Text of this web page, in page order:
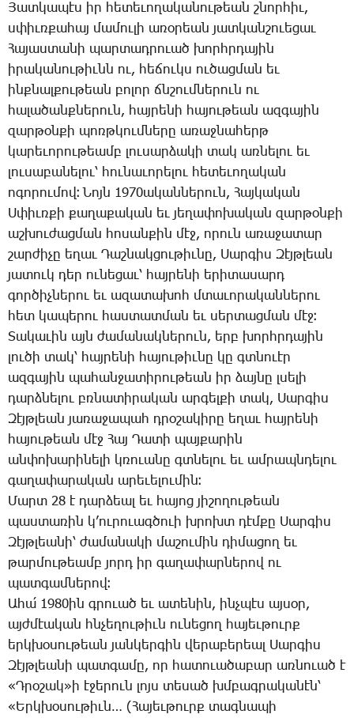
­Յատ­կա­պէս իր հե­տե­ւո­ղա­կա­նու­թեան շնոր­հիւ,
սփիւռ­քա­հայ մա­մու­լի ա­ռօ­րեան յատ­կան­շո­ւե­ցաւ
­Հա­յաս­տա­նի պար­տադ­րո­ւած խորհր­դա­յին
ի­րա­կա­նու­թիւնն ու, հե­ճուկս ու­ծաց­ման եւ
ինք­նալ­քու­թեան բո­լոր ճնշում­նե­րուն ու
հա­լա­ծանք­նե­րուն, հայ­րե­նի հա­յու­թեան ազ­գա­յին
զար­թօն­քի պոռթ­կում­նե­րը ա­ռաջ­նա­հերթ
կա­րե­ւո­րու­թեամբ լու­սար­ձա­կի տակ առ­նե­լու եւ
լու­սա­բա­նե­լու՝ հու­նա­ւո­րե­լու հե­տե­ւո­ղա­կան
ո­գո­րու­մով։ ­Նոյն 1970ա­կան­նե­րուն, ­Հայ­կա­կան
Ս­փիւռ­քի քա­ղա­քա­կան եւ յե­ղա­փո­խա­կան զար­թօն­քի
աշ­խու­ժաց­ման հո­սան­քին մէջ, ո­րուն ա­ռա­ջա­տար
շար­ժի­չը ե­ղաւ ­Դաշ­նակ­ցու­թիւ­նը, ­Սար­գիս ­Զէյթ­լեան
յա­տուկ դեր ու­նե­ցաւ՝ հայ­րե­նի ե­րի­տա­սարդ
գոր­ծիչ­նե­րու եւ ա­զա­տա­խոհ մտա­ւո­րա­կան­նե­րու
հետ կա­պե­րու հաս­տատ­ման եւ սեր­տաց­ման մէջ։
­Տա­կա­ւին այն ժա­մա­նակ­նե­րուն, երբ խորհր­դա­յին
լու­ծի տակ՝ հայ­րե­նի հա­յու­թիւ­նը կը գտնո­ւէր
ազ­գա­յին պա­հան­ջա­տի­րու­թեան իր ձայ­նը լսե­լի
դարձ­նե­լու բռնա­տի­րա­կան ար­գել­քի տակ, ­Սար­գիս
­Զէյթ­լեան յա­ռա­ջա­պահ դրօ­շա­կի­րը ե­ղաւ հայ­րե­նի
հա­յու­թեան մէջ ­Հայ ­Դա­տի պայ­քա­րին
ան­փո­խա­րի­նե­լի կռո­ւա­նը գտնե­լու եւ ամ­րապն­դե­լու
գա­ղա­փա­րա­կան ա­րե­ւե­լու­մին։
­Մարտ 28 է դար­ձեալ եւ հա­յոց յի­շո­ղու­թեան
պաս­տա­ռին կ­’ու­րո­ւագ­ծո­ւի խրոխտ դէմ­քը ­Սար­գիս
­Զէյթ­լեա­նի՝ ժա­մա­նա­կի մա­շու­մին դի­մա­ցող եւ
թար­մու­թեամբ յորդ իր գա­ղա­փար­ներով ու
պատ­գամ­նե­րով։
Ա­հա՛ 1980ին գրո­ւած եւ ա­տե­նին, ինչ­պէս այ­սօր,
այժ­մէա­կան հնչե­ղու­թիւն ու­նե­ցող հա­յեւ­թուրք
երկ­խօ­սու­թեան յան­կեր­գին վե­րա­բե­րեալ ­Սար­գիս
­Զէյթ­լեա­նի պատ­գա­մը, որ հա­տո­ւա­ծա­բար առ­նո­ւած է
«Դ­րօ­շակ»ի է­ջե­րուն լոյս տե­սած խմբագ­րա­կա­նէն՝
«Երկ­խօ­սու­թիւն… (­Հա­յեւ­թուրք տագ­նա­պի